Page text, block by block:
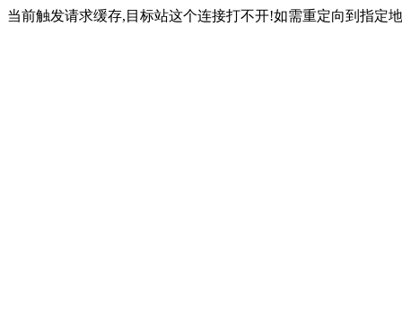
当前触发请求缓存,目标站这个连接打不开!如需重定向到指定